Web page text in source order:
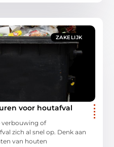
ZAKELIJK
voor houtafval
verbouwing of
zich al snel op. Denk aan
van houten